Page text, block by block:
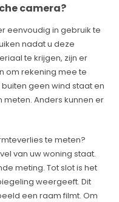
camera?
eenvoudig in gebruik te
nadat u deze
te krijgen, zijn er
om rekening mee te
geen wind staat en
Anders kunnen er
te meten?
van uw woning staat.
meting. Tot slot is het
weergeeft. Dit
een raam filmt. Om